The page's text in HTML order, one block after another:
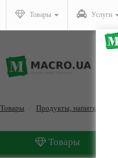
Товары Услуги
Товары Продукты, напитки, табак
Товары